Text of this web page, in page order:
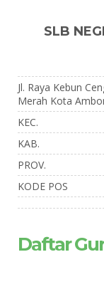
SLB
Jl. Raya Kebun
Merah Kota
KEC.
KAB.
PROV.
KODE POS
Daftar